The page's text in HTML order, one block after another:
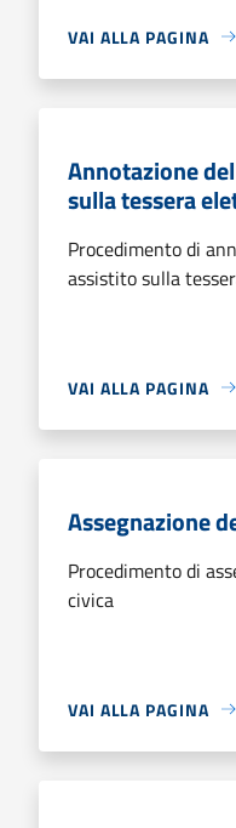
VAI ALLA PAGINA
Annotazione
sulla tessera
Procedimento di
assistito sulla
VAI ALLA PAGINA
Assegnazione
Procedimento di
civica
VAI ALLA PAGINA